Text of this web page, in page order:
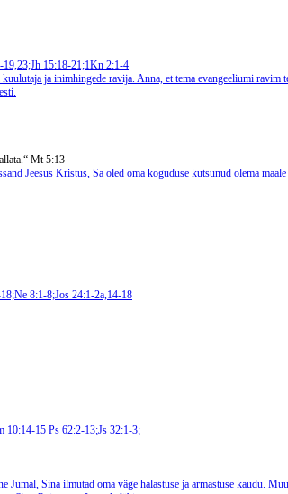
19,23;Jh 15:18-21;1Kn 2:1-4
ja inimhingede ravija. Anna, et tema evangeeliumi ravim
Mt 5:13
Jeesus Kristus, Sa oled oma koguduse kutsunud olema
8:1-8;Jos 24:1-2a,14-18
10:14-15 Ps 62:2-13;Js 32:1-3;
Jumal, Sina ilmutad oma väge halastuse ja armastuse kaudu.